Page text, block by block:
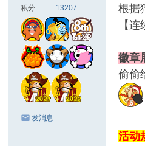
积分 13207
发消息
根据
【
徽章
偷偷
活动